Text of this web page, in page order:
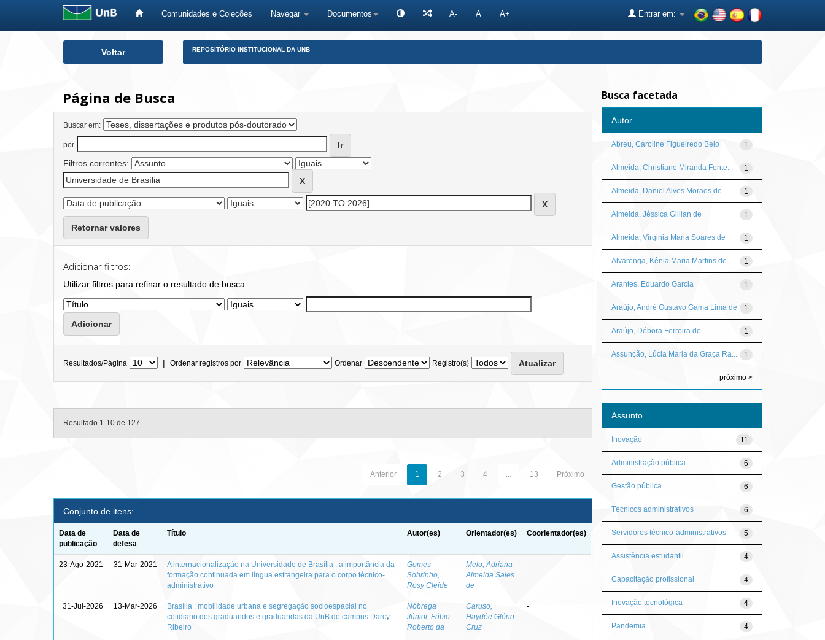
Comunidades e Coleções Navegar Documentos A- A A+ Entrar em:
Voltar REPOSITÓRIO INSTITUCIONAL DA UNB
Página de Busca
Buscar em:
por
Filtros correntes:
Retornar valores
Adicionar filtros:
Utilizar filtros para refinar o resultado de busca.
Resultados/Página | Ordenar registros por Ordenar Registro(s)
Resultado 1-10 de 127.
Anterior 1 2 3 4 ... 13 Próximo
Conjunto de itens:
Data de
publicação
Data de
defesa
Título Autor(es) Orientador(es) Coorientador(es)
23-Ago-2021 31-Mar-2021
A internacionalização na Universidade de Brasília : a importância da
formação continuada em língua estrangeira para o corpo técnico-
administrativo
Gomes
Sobrinho,
Rosy Cleide
Melo, Adriana
Almeida Sales
de
-
31-Jul-2026 13-Mar-2026
Brasília : mobilidade urbana e segregação socioespacial no
cotidiano dos graduandos e graduandas da UnB do campus Darcy
Ribeiro
Nóbrega
Júnior, Fábio
Roberto da
Caruso,
Haydée Glória
Cruz
-
Busca facetada
Autor
1
Abreu, Caroline Figueiredo Belo
1
Almeida, Christiane Miranda Fonte...
1
Almeida, Daniel Alves Moraes de
1
Almeida, Jéssica Gillian de
1
Almeida, Virginia Maria Soares de
1
Alvarenga, Kênia Maria Martins de
1
Arantes, Eduardo Garcia
1
Araújo, André Gustavo Gama Lima de
1
Araújo, Débora Ferreira de
1
Assunção, Lúcia Maria da Graça Ra...
próximo >
Assunto
11
Inovação
6
Administração pública
6
Gestão pública
6
Técnicos administrativos
5
Servidores técnico-administrativos
4
Assistência estudantil
4
Capacitação profissional
4
Inovação tecnológica
4
Pandemia